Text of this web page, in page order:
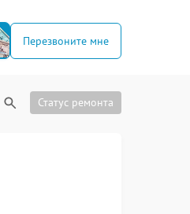
Перезвоните мне
Статус ремонта